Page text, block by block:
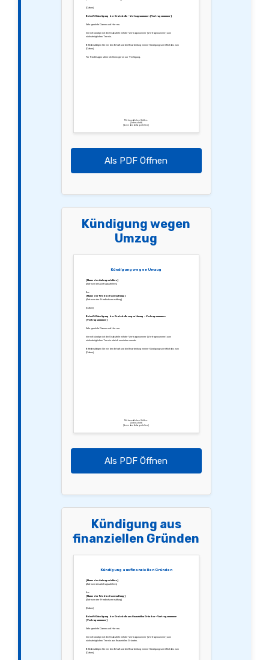
[Datum]
Betreff: Kündigung der Grabstelle – Vertragsnummer: [Vertragsnummer]
Sehr geehrte Damen und Herren,
hiermit kündige ich die Grabstelle mit der Vertragsnummer [Vertragsnummer] zum
nächstmöglichen Termin.
Bitte bestätigen Sie mir den Erhalt und die Bearbeitung meiner Kündigung schriftlich bis zum
[Datum].
Für Rückfragen stehe ich Ihnen gerne zur Verfügung.
Mit freundlichen Grüßen,
[Unterschrift]
[Name des Antragsstellers]
Als PDF Öffnen
Kündigung wegen
Umzug
Kündigung wegen Umzug
[Name des Antragsstellers]
[Adresse des Antragsstellers]
An:
[Name der Friedhofsverwaltung]
[Adresse der Friedhofsverwaltung]
[Datum]
Betreff: Kündigung der Grabstelle wegen Umzug – Vertragsnummer:
[Vertragsnummer]
Sehr geehrte Damen und Herren,
hiermit kündige ich die Grabstelle mit der Vertragsnummer [Vertragsnummer] zum
nächstmöglichen Termin, da ich umziehen werde.
Bitte bestätigen Sie mir den Erhalt und die Bearbeitung meiner Kündigung schriftlich bis zum
[Datum].
Mit freundlichen Grüßen,
[Unterschrift]
[Name des Antragsstellers]
Als PDF Öffnen
Kündigung aus
finanziellen Gründen
Kündigung aus finanziellen Gründen
[Name des Antragsstellers]
[Adresse des Antragsstellers]
An:
[Name der Friedhofsverwaltung]
[Adresse der Friedhofsverwaltung]
[Datum]
Betreff: Kündigung der Grabstelle aus finanziellen Gründen – Vertragsnummer:
[Vertragsnummer]
Sehr geehrte Damen und Herren,
hiermit kündige ich die Grabstelle mit der Vertragsnummer [Vertragsnummer] zum
nächstmöglichen Termin aus finanziellen Gründen.
Bitte bestätigen Sie mir den Erhalt und die Bearbeitung meiner Kündigung schriftlich bis zum
[Datum].